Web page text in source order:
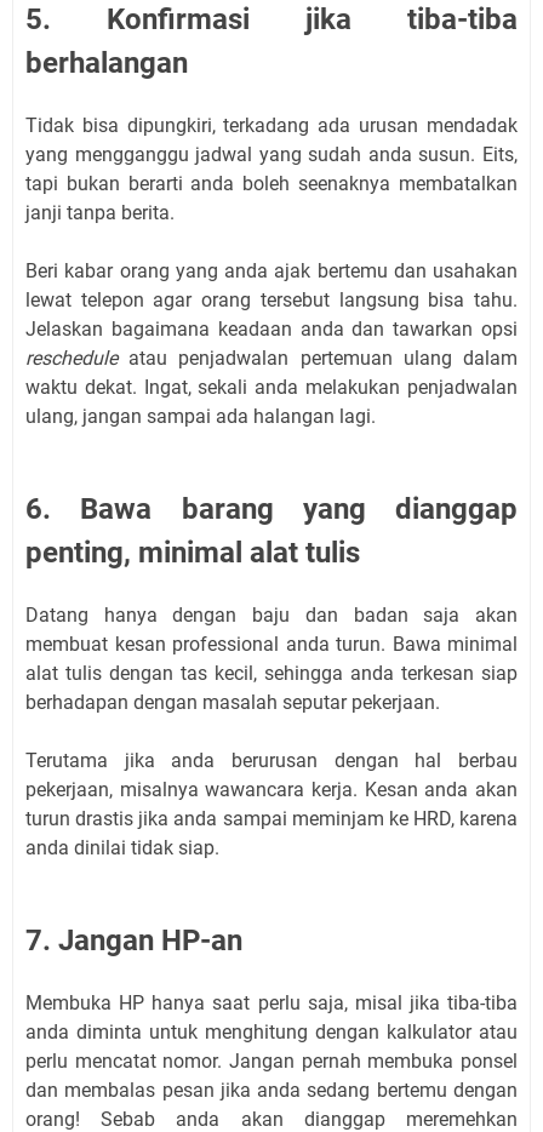
5. Konfirmasi jika tiba-tiba
berhalangan
Tidak bisa dipungkiri, terkadang ada urusan mendadak
yang mengganggu jadwal yang sudah anda susun. Eits,
tapi bukan berarti anda boleh seenaknya membatalkan
janji tanpa berita.
Beri kabar orang yang anda ajak bertemu dan usahakan
lewat telepon agar orang tersebut langsung bisa tahu.
Jelaskan bagaimana keadaan anda dan tawarkan opsi
reschedule atau penjadwalan pertemuan ulang dalam
waktu dekat. Ingat, sekali anda melakukan penjadwalan
ulang, jangan sampai ada halangan lagi.
6. Bawa barang yang dianggap
penting, minimal alat tulis
Datang hanya dengan baju dan badan saja akan
membuat kesan professional anda turun. Bawa minimal
alat tulis dengan tas kecil, sehingga anda terkesan siap
berhadapan dengan masalah seputar pekerjaan.
Terutama jika anda berurusan dengan hal berbau
pekerjaan, misalnya wawancara kerja. Kesan anda akan
turun drastis jika anda sampai meminjam ke HRD, karena
anda dinilai tidak siap.
7. Jangan HP-an
Membuka HP hanya saat perlu saja, misal jika tiba-tiba
anda diminta untuk menghitung dengan kalkulator atau
perlu mencatat nomor. Jangan pernah membuka ponsel
dan membalas pesan jika anda sedang bertemu dengan
orang! Sebab anda akan dianggap meremehkan